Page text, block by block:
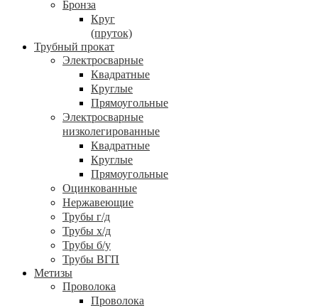
Бронза
Круг
(пруток)
Трубный прокат
Электросварные
Квадратные
Круглые
Прямоугольные
Электросварные
низколегированные
Квадратные
Круглые
Прямоугольные
Оцинкованные
Нержавеющие
Трубы г/д
Трубы х/д
Трубы б/у
Трубы ВГП
Метизы
Проволока
Проволока